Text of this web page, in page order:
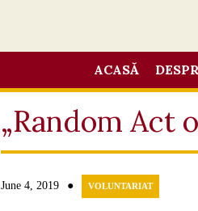
ACASĂ
„Random Act
June 4, 2019 ● VOLUNTARIAT